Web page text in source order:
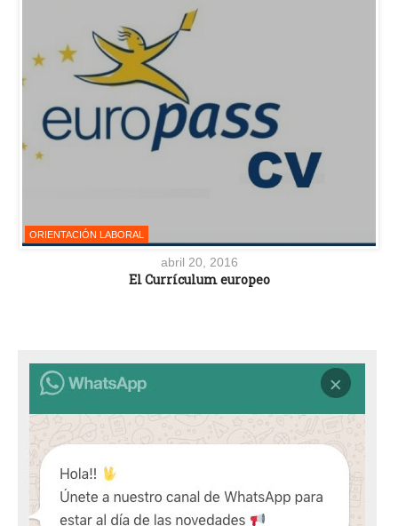
ORIENTACIÓN LABORAL
abril 20, 2016
El Currículum europeo